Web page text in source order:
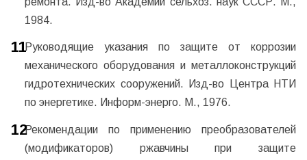
1984.
Руководящие указания по защите от коррозии
механического оборудования и металлоконструкций
гидротехнических сооружений. Изд-во Центра НТИ
по энергетике. Информ-энерго. М., 1976.
Рекомендации по применению преобразователей
(модификаторов) ржавчины при защите